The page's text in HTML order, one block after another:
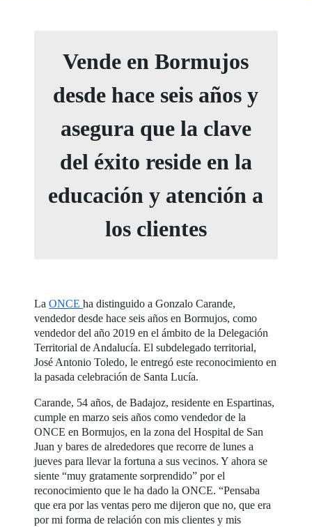
Vende en Bormujos
desde hace seis años y
asegura que la clave
del éxito reside en la
educación y atención a
los clientes
LaONCEha distinguido a Gonzalo Carande,
vendedor desde hace seis años en Bormujos, como
vendedor del año 2019 en el ámbito de la Delegación
Territorial de Andalucía. El subdelegado territorial,
José Antonio Toledo, le entregó este reconocimiento en
la pasada celebración de Santa Lucía.
Carande, 54 años, de Badajoz, residente en Espartinas,
cumple en marzo seis años como vendedor de la
ONCE en Bormujos, en la zona del Hospital de San
Juan y bares de alrededores que recorre de lunes a
jueves para llevar la fortuna a sus vecinos. Y ahora se
siente “muy gratamente sorprendido” por el
reconocimiento que le ha dado la ONCE. “Pensaba
que era por las ventas pero me dijeron que no, que era
por mi forma de relación con mis clientes y mis